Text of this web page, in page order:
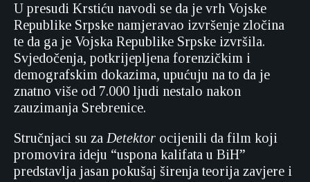
U presudi Krstiću navodi se da je vrh Vojske
Republike Srpske namjeravao izvršenje zločina
te da ga je Vojska Republike Srpske izvršila.
Svjedočenja, potkrijepljena forenzičkim i
demografskim dokazima, upućuju na to da je
znatno više od 7.000 ljudi nestalo nakon
zauzimanja Srebrenice.
Stručnjaci su za Detektor ocijenili da film koji
promovira ideju “uspona kalifata u BiH”
predstavlja jasan pokušaj širenja teorija zavjere i